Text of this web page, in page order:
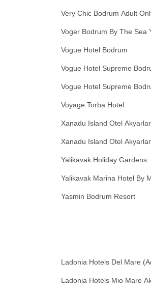
Very Chic Bodrum Adult
Voger Bodrum By The Sea
Vogue Hotel Bodrum
Vogue Hotel Supreme
Vogue Hotel Supreme
Voyage Torba Hotel
Xanadu Island Otel Akyarlar
Xanadu Island Otel Akyarlar
Yalikavak Holiday Gardens
Yalikavak Marina Hotel By
Yasmin Bodrum Resort
Ladonia Hotels Del Mare
Ladonia Hotels Mio Mare